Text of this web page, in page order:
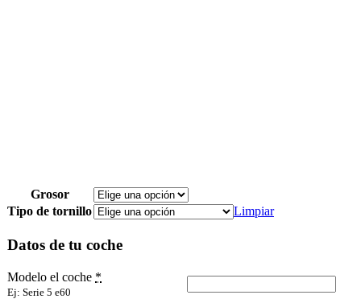
Grosor
Tipo de tornillo
Limpiar
Datos de tu coche
Modelo el coche *
Ej: Serie 5 e60